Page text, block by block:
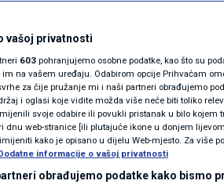
MAGAZIN
KOLUMNE
N1(DIS)INFO
KLIMATSKE
FOTO
istoku zemlje
23:59 | INFO | komentara
vašoj privatnosti
603 pohranjujemo osobne podatke, kao što su
na vašem uređaju. Odabirom opcije Prihvaćam
za čije pružanje mi i naši partneri obrađujemo
i oglasi koje vidite možda više neće biti toliko
svoje odabire ili povukli pristanak u bilo kojem
dnu web-stranice [ili plutajuće ikone u donjem
kako je opisano u dijelu Web-mjesto. Za više
informacije o vašoj privatnosti
obrađujemo podatke kako bismo